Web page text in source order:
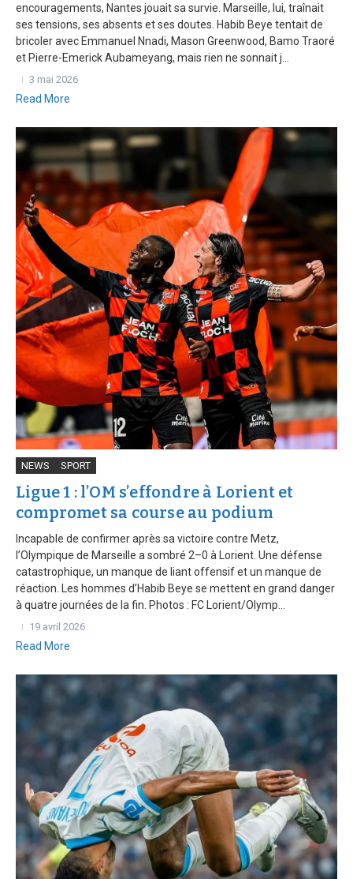
encouragements, Nantes jouait sa survie. Marseille, lui, traînait
ses tensions, ses absents et ses doutes. Habib Beye tentait de
bricoler avec Emmanuel Nnadi, Mason Greenwood, Bamo Traoré
et Pierre-Emerick Aubameyang, mais rien ne sonnait j...
3 mai 2026
Read More
NEWS SPORT
Ligue 1 : l’OM s’effondre à Lorient et
compromet sa course au podium
Incapable de confirmer après sa victoire contre Metz,
l’Olympique de Marseille a sombré 2–0 à Lorient. Une défense
catastrophique, un manque de liant offensif et un manque de
réaction. Les hommes d’Habib Beye se mettent en grand danger
à quatre journées de la fin. Photos : FC Lorient/Olymp...
19 avril 2026
Read More